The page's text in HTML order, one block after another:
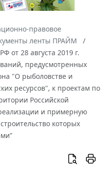
правовое
ленты ПРАЙМ
от 28 августа 2019 г.
предусмотренных
"О рыболовстве и
ресурсов", к проектам по
Российской
и примерную
которых